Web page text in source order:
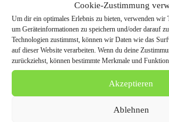
Cookie-Zustimmung
Um dir ein optimales Erlebnis zu bieten, verwenden wir
um Geräteinformationen zu speichern und/oder darauf
Technologien zustimmst, können wir Daten wie das
auf dieser Website verarbeiten. Wenn du deine
zurückziehst, können bestimmte Merkmale und
Akzeptieren
Ablehnen
Schrottankauf in
Düsseldorf: Top-
führendem